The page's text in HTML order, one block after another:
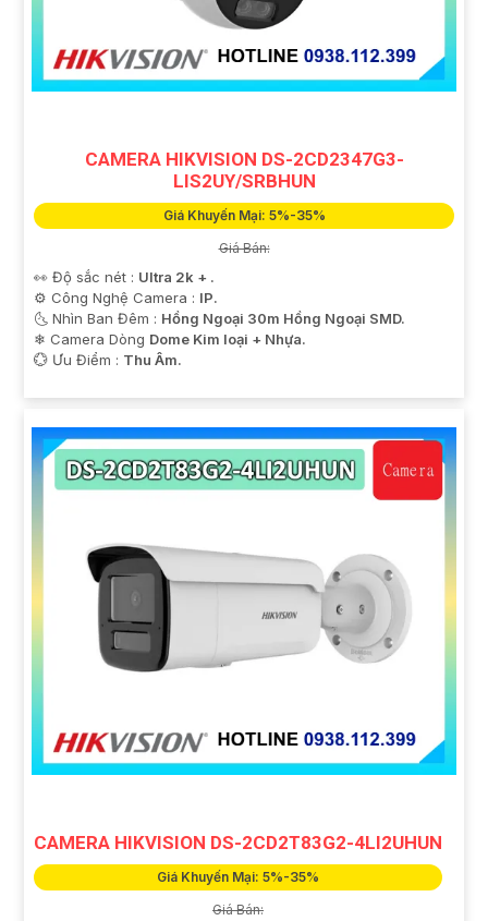
CAMERA HIKVISION DS-2CD2347G3-
LIS2UY/SRBHUN
Giá Khuyến Mại: 5%-35%
Giá Bán:
👀 Độ sắc nét : Ultra 2k + .
⚙ Công Nghệ Camera : IP.
🌜 Nhìn Ban Đêm : Hồng Ngoại 30m Hồng Ngoại SMD.
❄ Camera Dòng Dome Kim loại + Nhựa.
️💮 Ưu Điểm : Thu Âm.
CAMERA HIKVISION DS-2CD2T83G2-4LI2UHUN
Giá Khuyến Mại: 5%-35%
Giá Bán: